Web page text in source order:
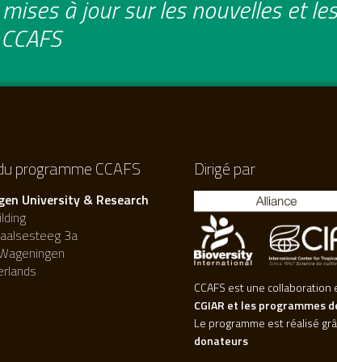
à jour sur les nouvelles et les
programme CCAFS
University & Research
3a
Dirigé par
CCAFS est une
CGIAR et les programmes
Le programme est réalisé
donateurs